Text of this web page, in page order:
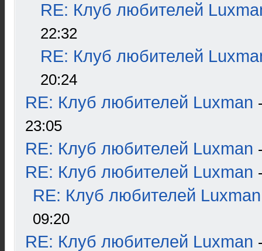
RE: Клуб любителей
22:32
RE: Клуб любителей
20:24
RE: Клуб любителей Luxman
23:05
RE: Клуб любителей Luxman
RE: Клуб любителей Luxman
RE: Клуб любителей Luxman
09:20
RE: Клуб любителей Luxman